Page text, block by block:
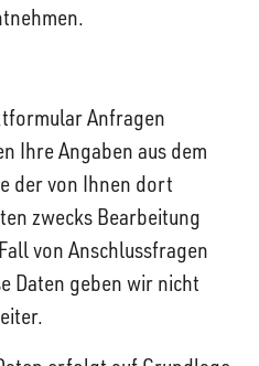
Anfragen
Ihre Angaben aus dem
der von Ihnen dort
zwecks Bearbeitung
von Anschlussfragen
Daten geben wir nicht